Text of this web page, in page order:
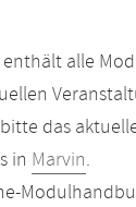
alle
das
in Marvin.